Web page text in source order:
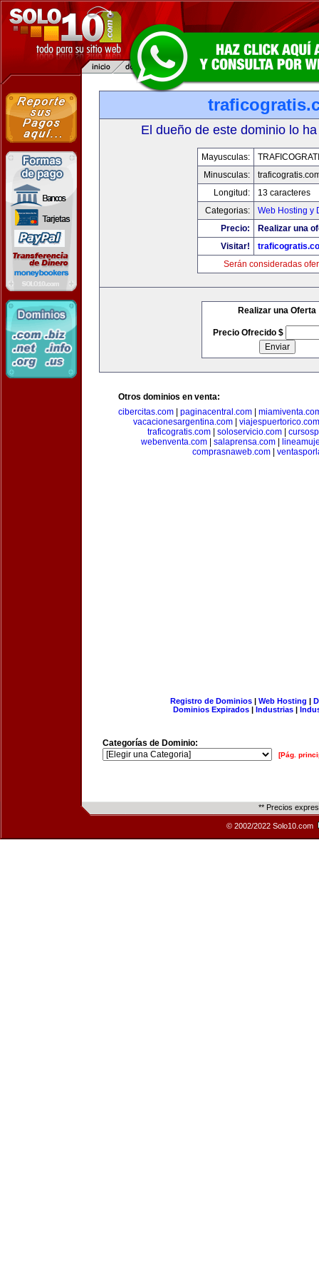
El dueño de este dominio lo
Mayusculas:
Minusculas:
Longitud:
13 caracteres
Categorias:
Web Hosting y
Precio:
Realizar una
Visitar!
Serán consideradas
Realizar una Oferta
Precio Ofrecido $
Otros dominios en venta:
cibercitas.com
paginacentral.com
vacacionesargentina.com
viajespuertorico.com
traficogratis.com| soloservicio.com|
webenventa.com
salaprensa.com
comprasnaweb.com
Registro de Dominios| Web Hosting |
Dominios Expirados | Industrias |
Categorías de Dominio:
[Pág.
** Precios
© 2002/2022 Solo10.com